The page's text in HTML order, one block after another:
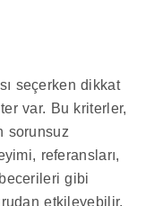
seçerken dikkat
var. Bu kriterler,
sorunsuz
referansları,
gibi
etkileyebilir.